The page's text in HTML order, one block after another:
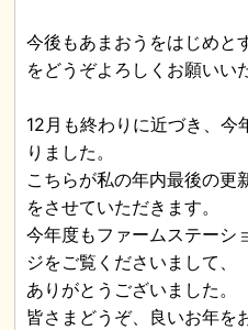
今後もあまおうをはじめと
をどうぞよろしくお願いい
12月も終わりに近づき、今
りました。
こちらが私の年内最後の更
をさせていただきます。
今年度もファームステーシ
ジをご覧くださいまして、
ありがとうございました。
皆さまどうぞ、良いお年を